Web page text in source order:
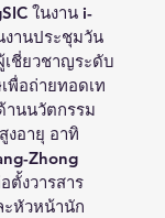
ในงาน i-
งานประชุมวัน
เชี่ยวชาญระดับ
พื่อถ่ายทอดเท
านนวัตกรรม
งอายุ อาทิ
ตั้งวารสาร
ะหัวหน้านัก